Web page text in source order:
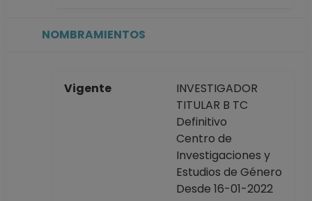
NOMBRAMIENTOS
Vigente
INVESTIGADOR
TITULAR B TC
Definitivo
Centro de
Investigaciones y
Estudios de Género
Desde 16-01-2022